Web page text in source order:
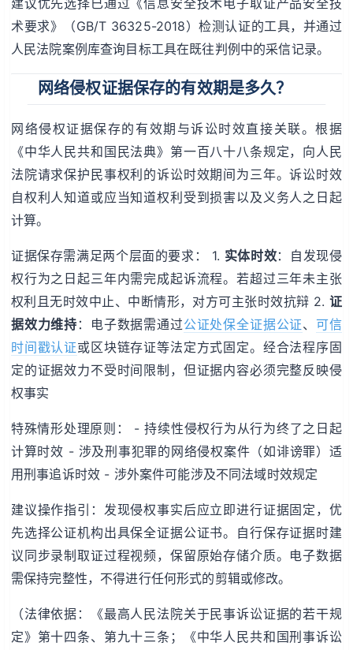
术要求》（GB/T 36325-2018）检测认证的工具，并通过
人民法院案例库查询目标工具在既往判例中的采信记录。
网络侵权证据保存的有效期是多久？
网络侵权证据保存的有效期与诉讼时效直接关联。根据
《中华人民共和国民法典》第一百八十八条规定，向人民
法院请求保护民事权利的诉讼时效期间为三年。诉讼时效
自权利人知道或应当知道权利受到损害以及义务人之日起
计算。
证据保存需满足两个层面的要求： 1. 实体时效：自发现侵
权行为之日起三年内需完成起诉流程。若超过三年未主张
权利且无时效中止、中断情形，对方可主张时效抗辩 2. 证
据效力维持 ：电子数据需通过公证处保全证据公证、 可信
时间戳认证或区块链存证等法定方式固定。经合法程序固
定的证据效力不受时间限制，但证据内容必须完整反映侵
权事实
特殊情形处理原则： - 持续性侵权行为从行为终了之日起
计算时效 - 涉及刑事犯罪的网络侵权案件（如诽谤罪）适
用刑事追诉时效 - 涉外案件可能涉及不同法域时效规定
建议操作指引：发现侵权事实后应立即进行证据固定，优
先选择公证机构出具保全证据公证书。自行保存证据时建
议同步录制取证过程视频，保留原始存储介质。电子数据
需保持完整性，不得进行任何形式的剪辑或修改。
（法律依据：《最高人民法院关于民事诉讼证据的若干规
定》第十四条、第九十三条；《中华人民共和国刑事诉讼